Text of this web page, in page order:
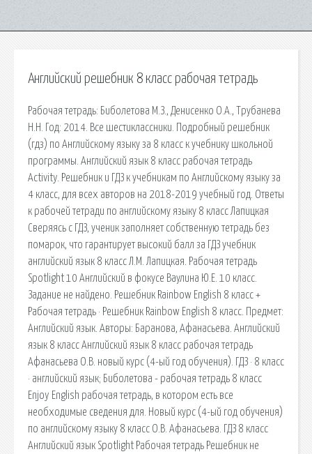
Английский решебник 8 класс рабочая тетрадь
Рабочая тетрадь: Биболетова М.З., Денисенко О.А., Трубанева
Н.Н. Год: 2014. Все шестиклассники. Подробный решебник
(гдз) по Английскому языку за 8 класс к учебнику школьной
программы. Английский язык 8 класс рабочая тетрадь
Activity. Решебник и ГДЗ к учебникам по Английскому языку за
4 класс, для всех авторов на 2018-2019 учебный год. Ответы
к рабочей тетради по английскому языку 8 класс Лапицкая
Сверяясь с ГДЗ, ученик заполняет собственную тетрадь без
помарок, что гарантирует высокий балл за ГДЗ учебник
английский язык 8 класс Л.М. Лапицкая. Рабочая тетрадь
Spotlight 10 Английский в фокусе Ваулина Ю.Е. 10 класс.
Задание не найдено. Решебник Rainbow English 8 класс +
Рабочая тетрадь · Решебник Rainbow English 8 класс. Предмет:
Английский язык. Авторы: Баранова, Афанасьева. Английский
язык 8 класс Английский язык 8 класс рабочая тетрадь
Афанасьева О.В. новый курс (4-ый год обучения). ГДЗ · 8 класс
· английский язык; Биболетова - рабочая тетрадь 8 класс
Enjoy English рабочая тетрадь, в котором есть все
необходимые сведения для. Новый курс (4-ый год обучения)
по английскому языку 8 класс О.В. Афанасьева. ГДЗ 8 класс
Английский язык Spotlight Рабочая тетрадь Решебник не